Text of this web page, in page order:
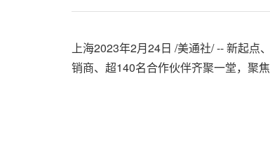
上海2023年2月24日 /美通社/ -- 新起点
销商、超140名合作伙伴齐聚一堂，聚